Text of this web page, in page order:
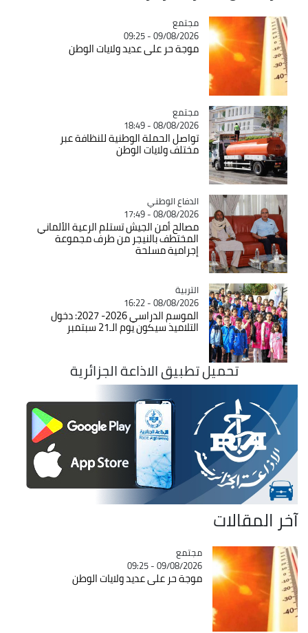
Catégorie
مجتمع
09/08/2026 - 09:25
موجة حر على عديد ولايات الوطن
Catégorie
مجتمع
08/08/2026 - 18:49
تواصل الحملة الوطنية للنظافة عبر
مختلف ولايات الوطن
Catégorie
الدفاع الوطني
08/08/2026 - 17:49
مصالح أمن الجيش تستلم الرعية الألماني
المختطف بالنيجر من طرف مجموعة
إجرامية مسلحة
Catégorie
التربية
08/08/2026 - 16:22
الموسم الدراسي 2026- 2027: دخول
التلاميذ سيكون يوم الـ21 سبتمبر
تحميل تطبيق الاذاعة الجزائرية
آخر المقالات
Catégorie
مجتمع
09/08/2026 - 09:25
موجة حر على عديد ولايات الوطن